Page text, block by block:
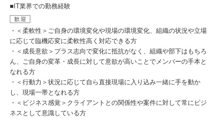
■IT業界での勤務経験
歓迎
・＜柔軟性＞ご自身の環境変化や現場の環境変化、組織の状況や立場
に応じて臨機応変に柔軟性高く対応できる方
・＜成長意欲＞プラス志向で変化に抵抗がなく、組織や部下はもちろ
ん、ご自身の変革・成長に対して意欲が高いことでメンバーの手本と
なれる方
・＜行動力＞状況に応じて自ら直接現場に入り込み一緒に手を動か
し、現場一帯となれる方
・＜ビジネス感覚＞クライアントとの関係性や案件に対して常にビジ
ネスとして意識している方